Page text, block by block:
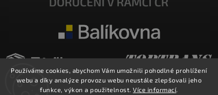
Používáme cookies, abychom Vám umožnili pohodlné prohlížení
webu a díky analýze provozu webu neustále zlepšovali jeho
funkce, výkon a použitelnost.Více informací.